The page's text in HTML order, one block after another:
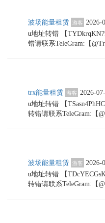
波场能量租赁 游客 2026-
u地址转错 【
错请联系TeleGram:【
trx能量租赁 游客 2026-
u地址转错 【
转错请联系TeleGram:【
波场能量租赁 游客 2026-
u地址转错 【
转错请联系TeleGram:【